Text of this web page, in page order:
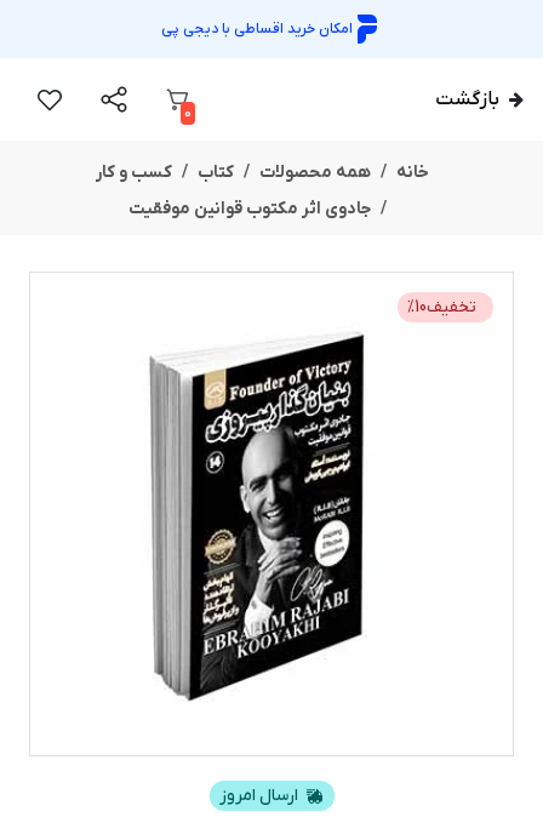
امکان خرید اقساطی بادیجی پی
بازگشت
0
خانه همه محصولات کتاب
کسب و کار
جادوی اثر مکتوب قوانین موفقیت
تخفیف %10
ارسال امروز